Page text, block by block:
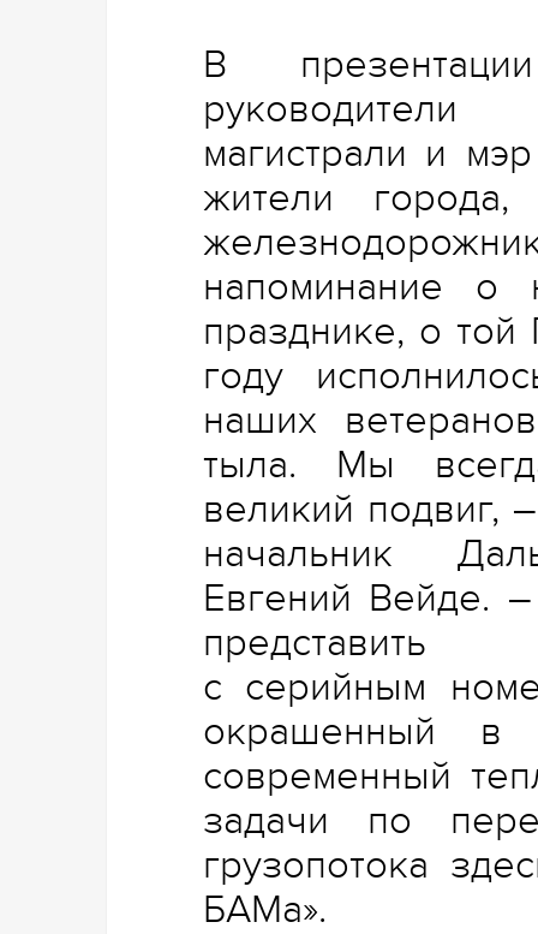
В
магистрали и
жители города,
напоминание о
празднике, о
году
наших
тыла. Мы
великий подвиг,
начальник
Евгений Вейде.
с серийным
окрашенный в
современный
задачи по
грузопотока
БАМа».